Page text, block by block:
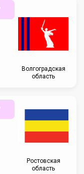
Волгоградская
область
Ростовская
область